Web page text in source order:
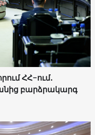
ՀՀ-ում․
բարձրակարգ